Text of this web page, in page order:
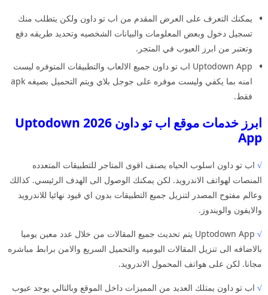
يمكنك التعرف على العرض المقدم من اب تو داون ولكن يتطلب منك
تسجيل دخول وبعض المعلومات والبيانات الشخصيه وتحديد طريقه دفع
وتعتبر من ابرز العيوب في المتجر.
Uptodown App اب تو داون جميع الالعاب والتطبيقات المتوفره ليست
امنه بما يكفي وليست موفره على جوجل بلاي ويتم التحميل بصيغه apk
فقط.
ابرز خدمات موقع اب تو داون 2026 Uptodown
App
√ اب تو داون اسلوب الحياه يصنف اقوى المتاجر للتطبيقات المتعدده
المنصات لهواتف الاندرويد. لكن يمكنك الوصول الى الهدف الرئيسي. كذالك
وعالم مفتوح المصدر لتنزيل جميع التطبيقات بدون اي قيود نهائيا للاندرويد
والايفون والويندوز.
√
Uptodown App يتم تحديث جميع المقالات من خلال عدد معين يوميا
بالاضافه الى تنزيل المقالات اليوميه والتحميل السريع والامن برابط مباشره
مجانا. لكن على هواتف المحمول الاندرويد.
√ اب تو داون يمتلك العديد من المميزات داخل الموقع وبالتالي يوجد عيوب